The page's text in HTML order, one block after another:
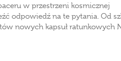
w przestrzeni kosmicznej
odpowiedź na te pytania. Od
nowych kapsuł ratunkowych